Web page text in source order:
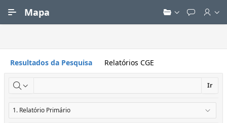
Mapa
Resultados da Pesquisa Relatórios CGE
Ir